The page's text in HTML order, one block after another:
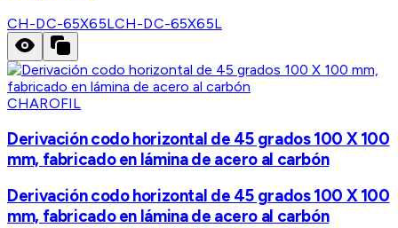
CH-DC-65X65LCH-DC-65X65L
CHAROFIL
Derivación codo horizontal de 45 grados 100 X 100
mm, fabricado en lámina de acero al carbón
Derivación codo horizontal de 45 grados 100 X 100
mm, fabricado en lámina de acero al carbón